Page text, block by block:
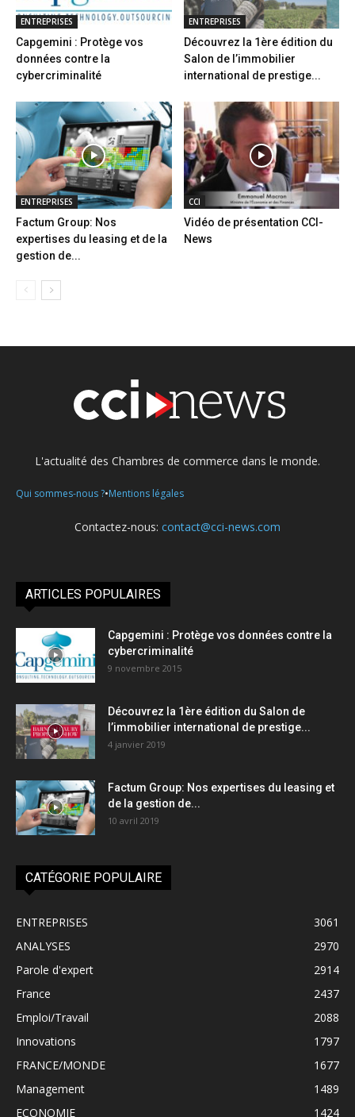
ENTREPRISES
Capgemini : Protège vos
données contre la
cybercriminalité
ENTREPRISES
Découvrez la 1ère édition du
Salon de l’immobilier
international de prestige...
ENTREPRISES
Factum Group: Nos
expertises du leasing et de la
gestion de...
CCI
Vidéo de présentation CCI-
News
L'actualité des Chambres de commerce dans le monde.
Qui sommes-nous ?•Mentions légales
Contactez-nous: contact@cci-news.com
ARTICLES POPULAIRES
Capgemini : Protège vos données contre la
cybercriminalité
9 novembre 2015
Découvrez la 1ère édition du Salon de
l’immobilier international de prestige...
4 janvier 2019
Factum Group: Nos expertises du leasing et
de la gestion de...
10 avril 2019
CATÉGORIE POPULAIRE
ENTREPRISES
3061
ANALYSES
2970
Parole d'expert
2914
France
2437
Emploi/Travail
2088
Innovations
1797
FRANCE/MONDE
1677
Management
1489
ECONOMIE
1424